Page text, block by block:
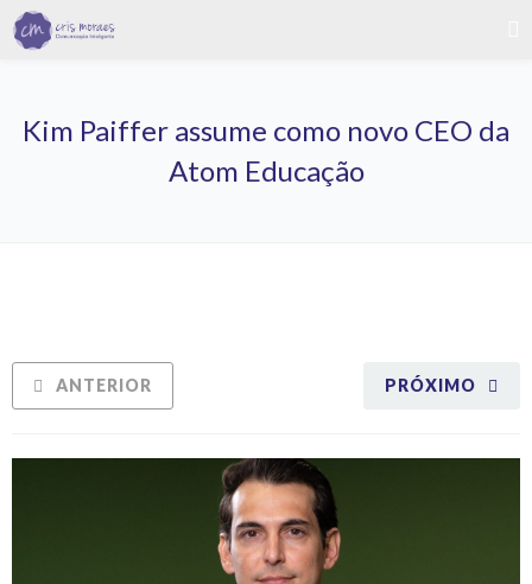
Kim Paiffer assume como novo CEO da
Atom Educação
PRÓXIMO
ANTERIOR